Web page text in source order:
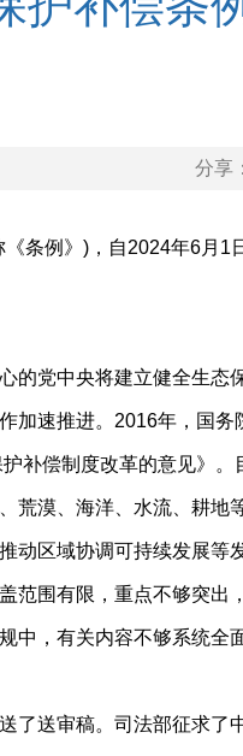
分享：
条例》)，自2024年6月1
的党中央将建立健全生态
加速推进。2016年，国务
补偿制度改革的意见》。
荒漠、海洋、水流、耕地
区域协调可持续发展等
围有限，重点不够突出
中，有关内容不够系统全
了送审稿。司法部征求了